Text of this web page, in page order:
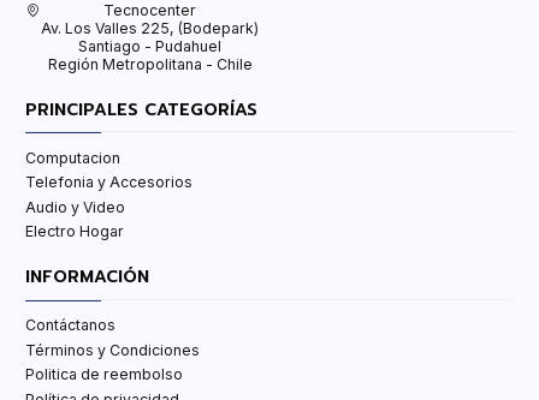
Tecnocenter
Av. Los Valles 225, (Bodepark)
Santiago - Pudahuel
Región Metropolitana - Chile
PRINCIPALES CATEGORÍAS
Computacion
Telefonia y Accesorios
Audio y Video
Electro Hogar
INFORMACIÓN
Contáctanos
Términos y Condiciones
Politica de reembolso